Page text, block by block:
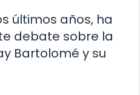
últimos años, ha
debate sobre la
Bartolomé y su